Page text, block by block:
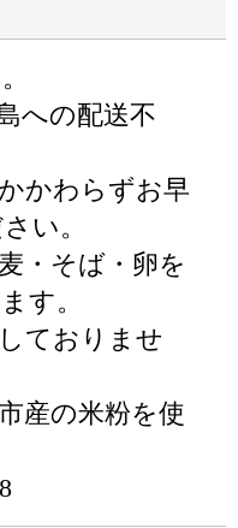
への配送不
かわらずお早
い。
・そば・卵を
す。
ておりませ
産の米粉を使